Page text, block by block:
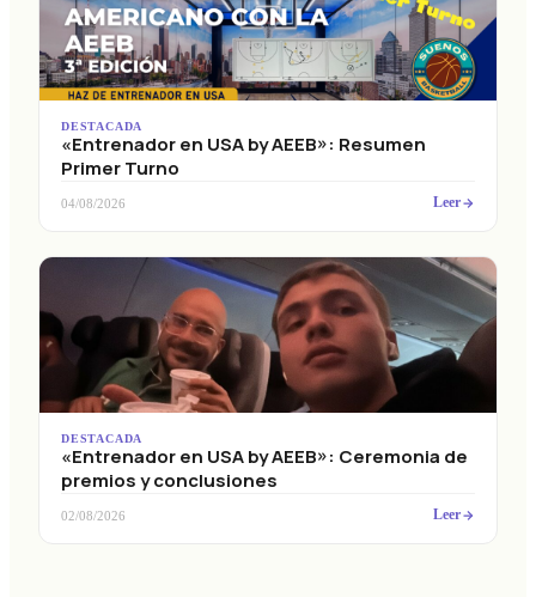
DESTACADA
«Entrenador en USA by AEEB»: Resumen
Primer Turno
04/08/2026 Leer
DESTACADA
«Entrenador en USA by AEEB»: Ceremonia de
premios y conclusiones
02/08/2026 Leer